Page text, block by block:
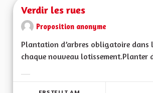
Verdir les rues
Proposition anonyme
Plantation d’arbres obligatoire dans
chaque nouveau lotissement.Planter